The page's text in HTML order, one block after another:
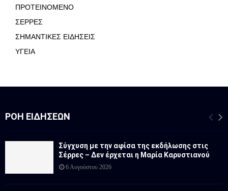
ΠΡΟΤΕΙΝΟΜΕΝΟ
ΣΕΡΡΕΣ
ΣΗΜΑΝΤΙΚΕΣ ΕΙΔΗΣΕΙΣ
ΥΓΕΙΑ
ΡΟΉ ΕΙΔΉΣΕΩΝ
Σύγχυση με την αφίσα της εκδήλωσης στις
Σέρρες – Δεν έρχεται η Μαρία Καρυστιανού
6 Αυγούστου 2026